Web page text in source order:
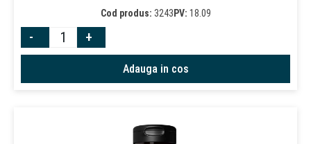
Cod produs: 3243 PV: 18.09
- +
Adauga in cos